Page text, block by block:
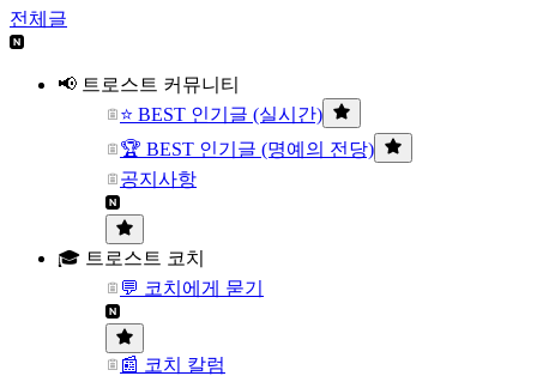
전체글
📢 트로스트 커뮤니티
⭐ BEST 인기글 (실시간)
🏆 BEST 인기글 (명예의 전당)
공지사항
🎓 트로스트 코치
💬 코치에게 묻기
📰 코치 칼럼